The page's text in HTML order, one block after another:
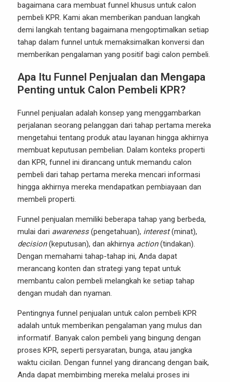
bagaimana cara membuat funnel khusus untuk calon
pembeli KPR. Kami akan memberikan panduan langkah
demi langkah tentang bagaimana mengoptimalkan setiap
tahap dalam funnel untuk memaksimalkan konversi dan
memberikan pengalaman yang positif bagi calon pembeli.
Apa Itu Funnel Penjualan dan Mengapa
Penting untuk Calon Pembeli KPR?
Funnel penjualan adalah konsep yang menggambarkan
perjalanan seorang pelanggan dari tahap pertama mereka
mengetahui tentang produk atau layanan hingga akhirnya
membuat keputusan pembelian. Dalam konteks properti
dan KPR, funnel ini dirancang untuk memandu calon
pembeli dari tahap pertama mereka mencari informasi
hingga akhirnya mereka mendapatkan pembiayaan dan
membeli properti.
Funnel penjualan memiliki beberapa tahap yang berbeda,
mulai dari awareness(pengetahuan), interest(minat),
decision(keputusan), dan akhirnya action(tindakan).
Dengan memahami tahap-tahap ini, Anda dapat
merancang konten dan strategi yang tepat untuk
membantu calon pembeli melangkah ke setiap tahap
dengan mudah dan nyaman.
Pentingnya funnel penjualan untuk calon pembeli KPR
adalah untuk memberikan pengalaman yang mulus dan
informatif. Banyak calon pembeli yang bingung dengan
proses KPR, seperti persyaratan, bunga, atau jangka
waktu cicilan. Dengan funnel yang dirancang dengan baik,
Anda dapat membimbing mereka melalui proses ini